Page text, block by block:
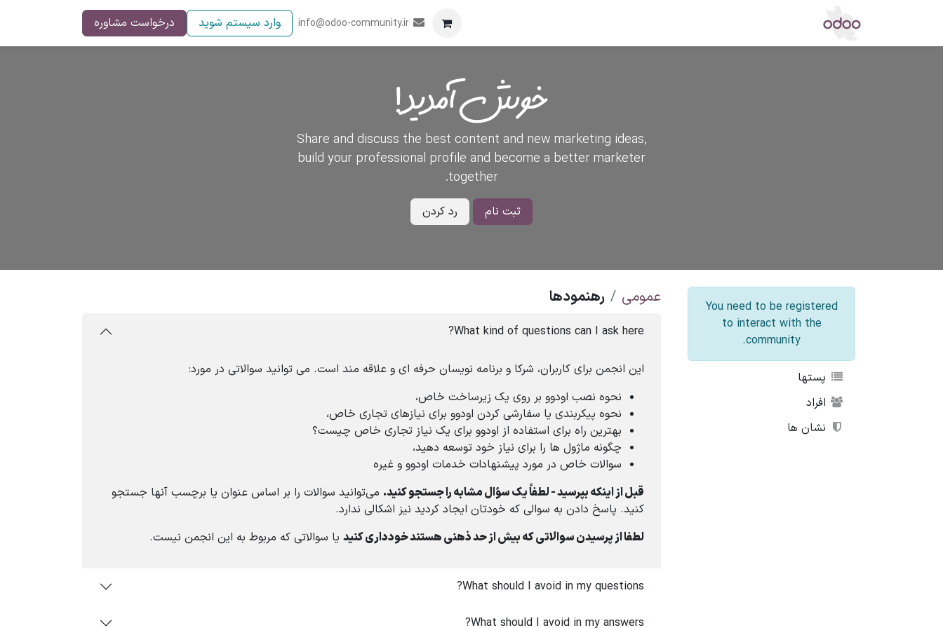
تماس با ما info@odoo-community.ir وارد سیستم شوید درخواست مشاوره
خوش آمدید!
Share and discuss the best content and new marketing ideas,
build your professional profile and become a better marketer
together.
ثبت نام رد کردن
You need to be registered
to interact with the
community.
پستها
افراد
نشان ها
عمومی رهنمودها
What kind of questions can I ask here?
این انجمن برای کاربران، شرکا و برنامه نویسان حرفه ای و علاقه مند است. می توانید سوالاتی در مورد:
نحوه نصب اودوو بر روی یک زیرساخت خاص،
نحوه پیکربندی یا سفارشی کردن اودوو برای نیازهای تجاری خاص،
بهترین راه برای استفاده از اودوو برای یک نیاز تجاری خاص چیست؟
چگونه ماژول ها را برای نیاز خود توسعه دهید،
سوالات خاص در مورد پیشنهادات خدمات اودوو و غیره
قبل از اینکه بپرسید - لطفاً یک سؤال مشابه را جستجو کنید. می‌توانید سوالات را بر اساس عنوان یا برچسب آنها جستجو
کنید. پاسخ دادن به سوالی که خودتان ایجاد کردید نیز اشکالی ندارد.
لطفا از پرسیدن سوالاتی که بیش از حد ذهنی هستند خودداری کنید یا سوالاتی که مربوط به این انجمن نیست.
What should I avoid in my questions?
What should I avoid in my answers?